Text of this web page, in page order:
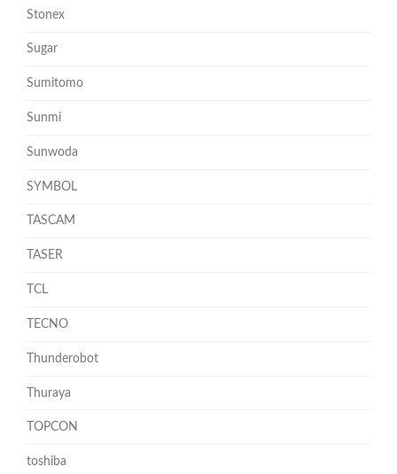
Stonex
Sugar
Sumitomo
Sunmi
Sunwoda
SYMBOL
TASCAM
TASER
TCL
TECNO
Thunderobot
Thuraya
TOPCON
toshiba